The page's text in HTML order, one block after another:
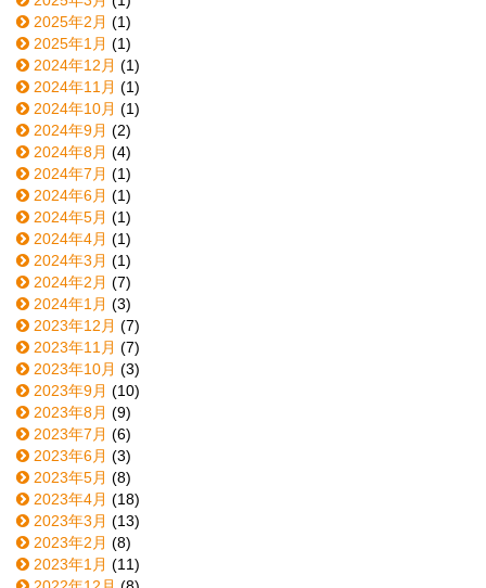
2025年2月 (1)
2025年1月 (1)
2024年12月 (1)
2024年11月 (1)
2024年10月 (1)
2024年9月 (2)
2024年8月 (4)
2024年7月 (1)
2024年6月 (1)
2024年5月 (1)
2024年4月 (1)
2024年3月 (1)
2024年2月 (7)
2024年1月 (3)
2023年12月 (7)
2023年11月 (7)
2023年10月 (3)
2023年9月 (10)
2023年8月 (9)
2023年7月 (6)
2023年6月 (3)
2023年5月 (8)
2023年4月 (18)
2023年3月 (13)
2023年2月 (8)
2023年1月 (11)